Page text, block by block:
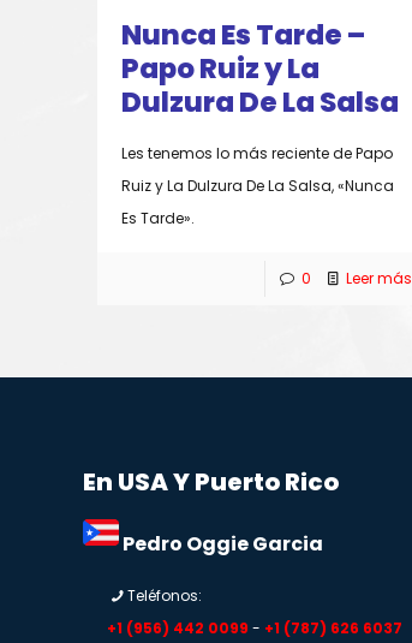
Nunca Es Tarde –
Papo Ruiz y La
Dulzura De La Salsa
Les tenemos lo más reciente de Papo
Ruiz y La Dulzura De La Salsa, «Nunca
Es Tarde».
0 Leer más
En USA Y Puerto Rico
Pedro Oggie Garcia
Teléfonos:
+1 (956) 442 0099 - +1 (787) 626 6037